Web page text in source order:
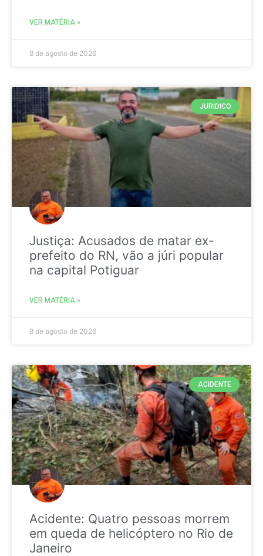
VER MATÉRIA »
8 de agosto de 2026
JURIDICO
Justiça: Acusados de matar ex-
prefeito do RN, vão a júri popular
na capital Potiguar
VER MATÉRIA »
8 de agosto de 2026
ACIDENTE
Acidente: Quatro pessoas morrem
em queda de helicóptero no Rio de
Janeiro